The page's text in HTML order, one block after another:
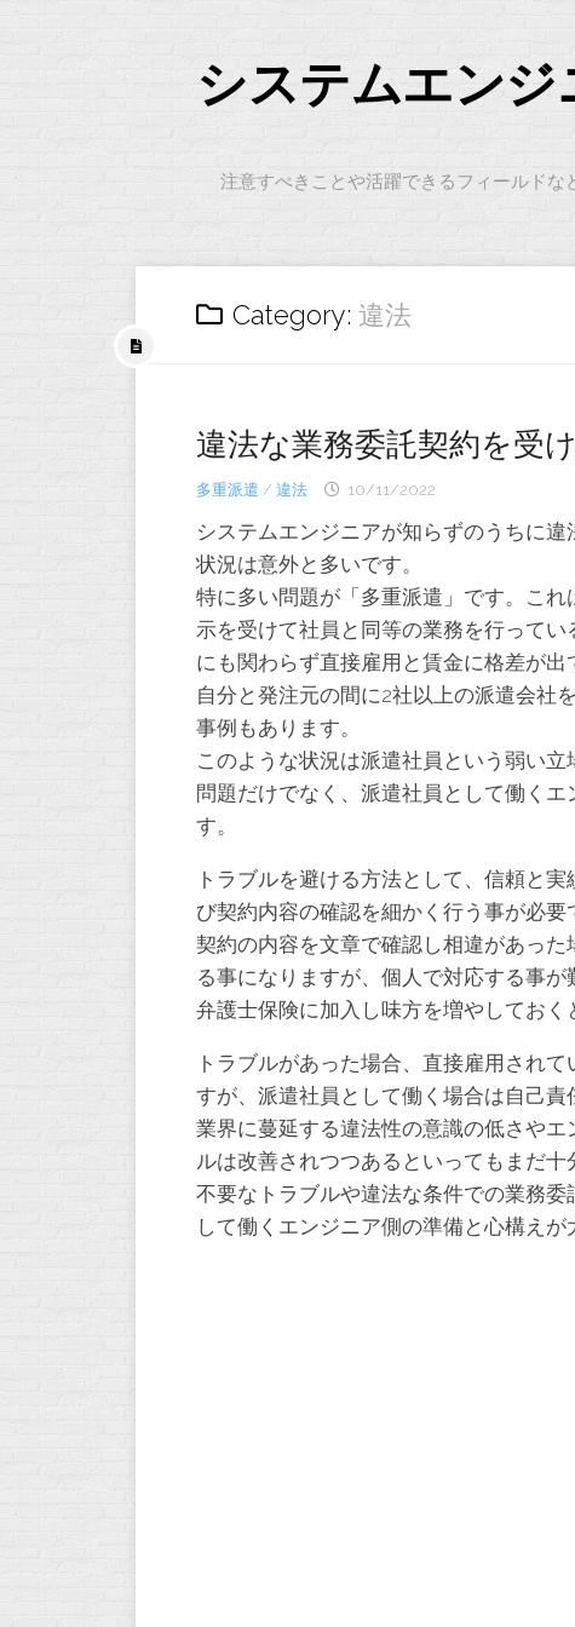
システムエン
注意すべきことや活躍できるフィールドな
Category: 違法
違法な業務委託契約を受
多重派遣 / 違法 10/11/2022
システムエンジニアが知らずのうちに
状況は意外と多いです。
特に多い問題が「多重派遣」です。こ
示を受けて社員と同等の業務を行って
にも関わらず直接雇用と賃金に格差が出
自分と発注元の間に2社以上の派遣会社
事例もあります。
このような状況は派遣社員という弱い
問題だけでなく、派遣社員として働く
す。
トラブルを避ける方法として、信頼と
び契約内容の確認を細かく行う事が必要
契約の内容を文章で確認し相違があっ
る事になりますが、個人で対応する事
弁護士保険に加入し味方を増やしておく
トラブルがあった場合、直接雇用され
すが、派遣社員として働く場合は自己責
業界に蔓延する違法性の意識の低さや
ルは改善されつつあるといってもまだ十
不要なトラブルや違法な条件での業務
して働くエンジニア側の準備と心構えが